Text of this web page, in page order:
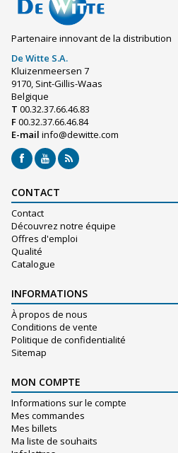
Partenaire innovant de la distribution
De Witte S.A.
Kluizenmeersen 7
9170, Sint-Gillis-Waas
Belgique
T 00.32.37.66.46.83
F00.32.37.66.46.84
E-mail info@dewitte.com
CONTACT
Contact
Découvrez notre équipe
Offres d'emploi
Qualité
Catalogue
INFORMATIONS
À propos de nous
Conditions de vente
Politique de confidentialité
Sitemap
MON COMPTE
Informations sur le compte
Mes commandes
Mes billets
Ma liste de souhaits